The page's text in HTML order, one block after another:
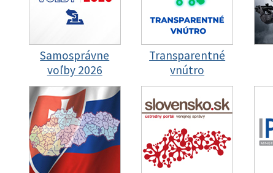
Samosprávne
voľby 2026
Transparentné
vnútro